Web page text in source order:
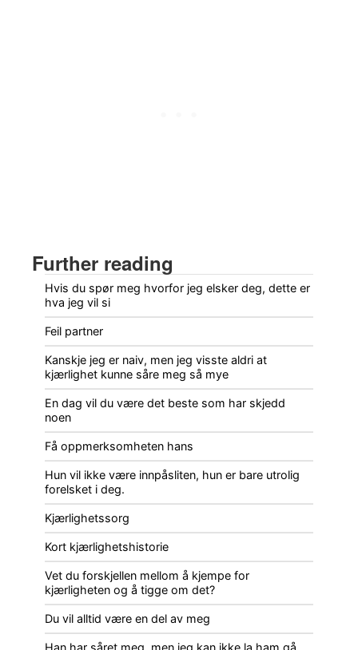
Further reading
Hvis du spør meg hvorfor jeg elsker deg, dette er
hva jeg vil si
Feil partner
Kanskje jeg er naiv, men jeg visste aldri at
kjærlighet kunne såre meg så mye
En dag vil du være det beste som har skjedd
noen
Få oppmerksomheten hans
Hun vil ikke være innpåsliten, hun er bare utrolig
forelsket i deg.
Kjærlighetssorg
Kort kjærlighetshistorie
Vet du forskjellen mellom å kjempe for
kjærligheten og å tigge om det?
Du vil alltid være en del av meg